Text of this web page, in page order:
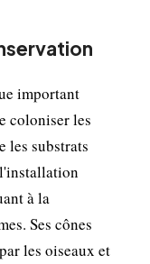
important
coloniser les
les substrats
à la
Ses cônes
les oiseaux et